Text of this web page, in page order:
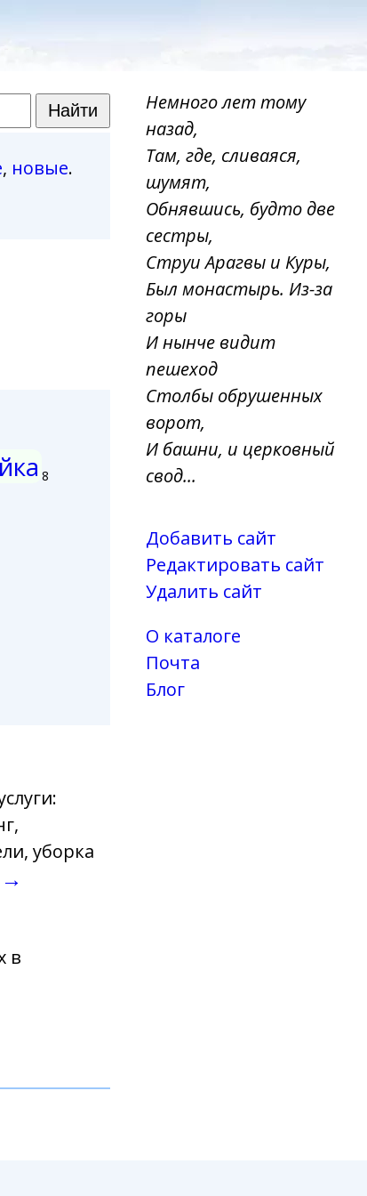
, новые.
8
уборка
→
в
Немного лет тому
назад,
Там, где, сливаяся,
шумят,
Обнявшись, будто две
сестры,
Струи Арагвы и Куры,
Был монастырь. Из-за
горы
И нынче видит
пешеход
Столбы обрушенных
ворот,
И башни, и церковный
свод...
Добавить сайт
Редактировать сайт
Удалить сайт
О каталоге
Почта
Блог